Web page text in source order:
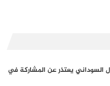
السوداني يعتذر عن المشاركة في